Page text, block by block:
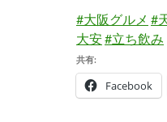
#大阪グルメ #
大安#立ち飲み
共有:
Facebook